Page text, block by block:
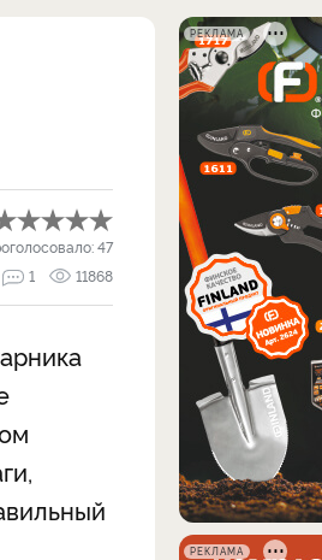
47
1 11868
РЕКЛАМА
РЕКЛАМА